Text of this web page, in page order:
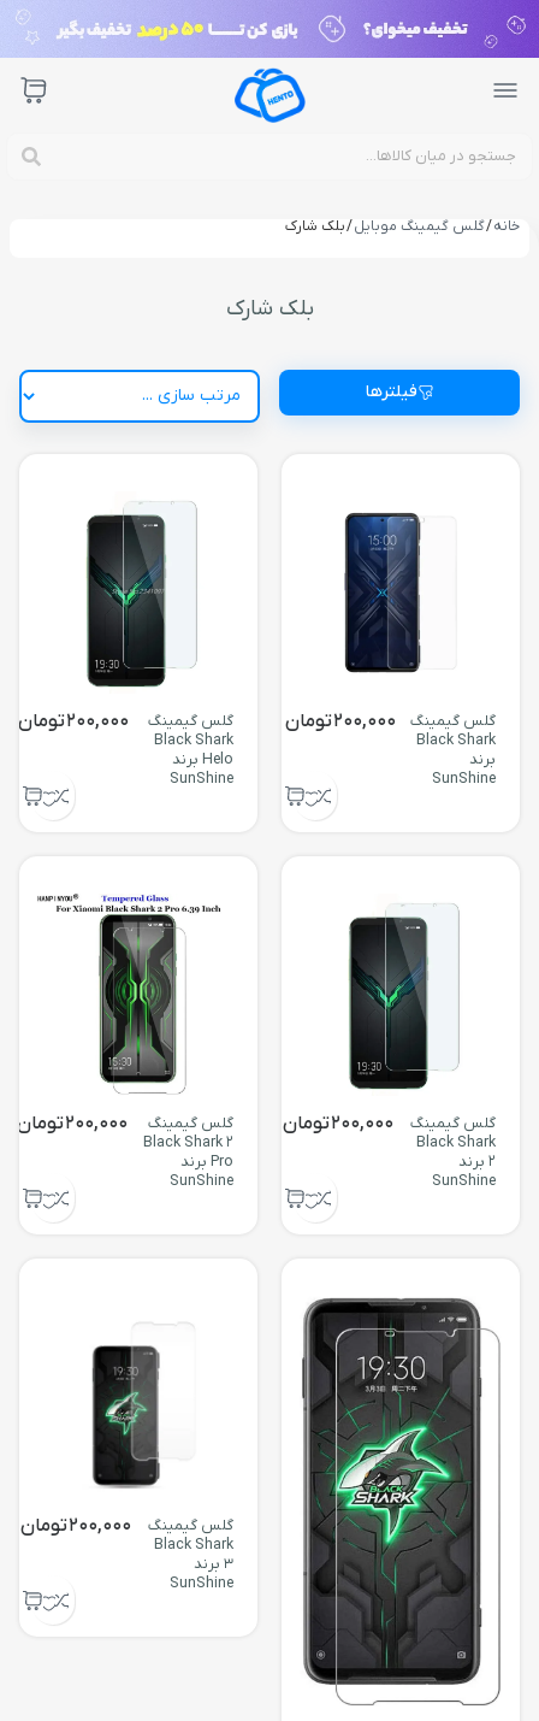
خانه/گلس گیمینگ موبایل/ بلک شارک
بلک شارک
فیلترها
گلس گیمینگ
Black Shark
برند
SunShine
200,000تومان
گلس گیمینگ
Black Shark
Helo برند
SunShine
200,000تومان
گلس گیمینگ
Black Shark
2 برند
SunShine
200,000تومان
گلس گیمینگ
Black Shark 2
Pro برند
SunShine
200,000تومان
گلس گیمینگ
Black Shark
3 برند
SunShine
200,000تومان